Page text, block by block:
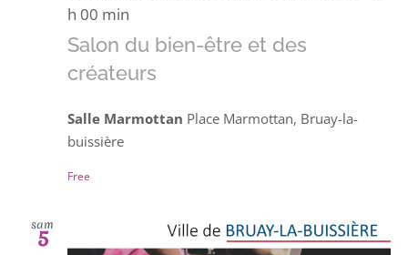
h 00 min
Salon du bien-être et des
créateurs
Salle Marmottan Place Marmottan, Bruay-la-
buissière
Free
sam
5